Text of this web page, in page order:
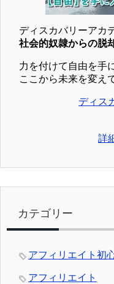
ディスカバリーアカ
社会的奴隷からの脱
力を付けて自由を手
ここから未来を変え
ディス
詳
カテゴリー
アフィリエイト初
アフィリエイト